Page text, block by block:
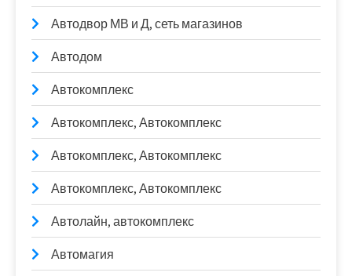
Автодвор МВ и Д, сеть магазинов
Автодом
Автокомплекс
Автокомплекс, Автокомплекс
Автокомплекс, Автокомплекс
Автокомплекс, Автокомплекс
Автолайн, автокомплекс
Автомагия